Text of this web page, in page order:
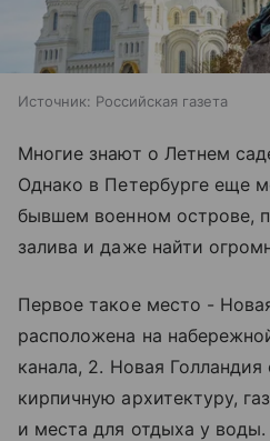
Источник: Российская газета
Многие знают о Летнем
Однако в Петербурге еще
бывшем военном острове,
залива и даже найти
Первое такое место -
расположена на
канала, 2. Новая
кирпичную архитектуру,
и места для отдыха у